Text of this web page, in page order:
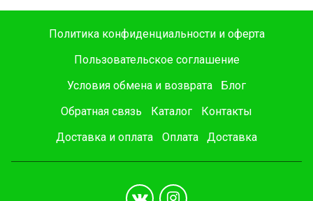
Политика конфиденциальности и оферта
Пользовательское соглашение
Условия обмена и возврата
Блог
Обратная связь
Каталог
Контакты
Доставка и оплата
Оплата Доставка